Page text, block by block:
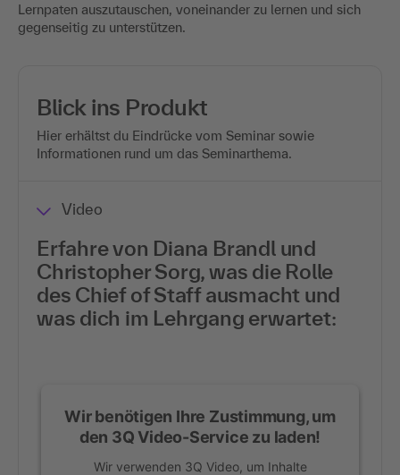
Lernpaten auszutauschen, voneinander zu lernen und sich
gegenseitig zu unterstützen.
Blick ins Produkt
Hier erhältst du Eindrücke vom Seminar sowie
Informationen rund um das Seminarthema.
Video
Erfahre von Diana Brandl und
Christopher Sorg, was die Rolle
des Chief of Staff ausmacht und
was dich im Lehrgang erwartet:
Wir benötigen Ihre Zustimmung, um
den 3Q Video-Service zu laden!
Wir verwenden 3Q Video, um Inhalte